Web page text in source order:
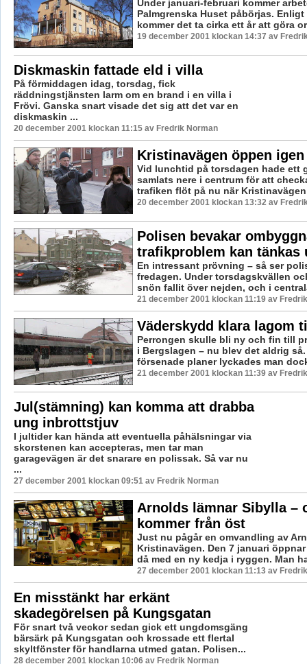
Under januari-februari kommer
Palmgrenska Huset påbörjas.
kommer det ta cirka ett år att göra
19 december 2001 klockan 14:37 av
Diskmaskin fattade eld i villa
På förmiddagen idag, torsdag, fick
räddningstjänsten larm om en brand i en villa i
Frövi. Ganska snart visade det sig att det var en
diskmaskin ...
20 december 2001 klockan 11:15 av Fredrik Norman
Kristinavägen öppen igen
Vid lunchtid på torsdagen hade ett
samlats nere i centrum för att
trafiken flöt på nu när
20 december 2001 klockan 13:32 av
Polisen bevakar
trafikproblem kan tänkas
En intressant prövning – så ser
fredagen. Under torsdagskvällen
snön fallit över nejden, och i
21 december 2001 klockan 11:19 av
Väderskydd klara lagom
Perrongen skulle bli ny och fin till
i Bergslagen – nu blev det aldrig
försenade planer lyckades man
21 december 2001 klockan 11:39 av
Jul(stämning) kan komma att drabba
ung inbrottstjuv
I jultider kan hända att eventuella påhälsningar via
skorstenen kan accepteras, men tar man
garagevägen är det snarare en polissak. Så var nu
...
27 december 2001 klockan 09:51 av Fredrik Norman
Arnolds lämnar Sibylla –
kommer från öst
Just nu pågår en omvandling av
Kristinavägen. Den 7 januari
då med en ny kedja i ryggen. Man
27 december 2001 klockan 11:13 av
En misstänkt har erkänt
skadegörelsen på Kungsgatan
För snart två veckor sedan gick ett ungdomsgäng
bärsärk på Kungsgatan och krossade ett flertal
skyltfönster för handlarna utmed gatan. Polisen...
28 december 2001 klockan 10:06 av Fredrik Norman